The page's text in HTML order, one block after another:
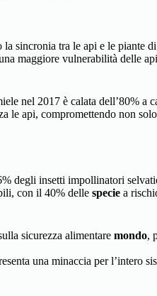
la sincronia tra le api e le piante
maggiore vulnerabilità delle
nel 2017 è calata dell’80% a
le api, compromettendo non
degli insetti impollinatori
con il 40% delle specie a
sicurezza alimentare mondo,
una minaccia per l’intero